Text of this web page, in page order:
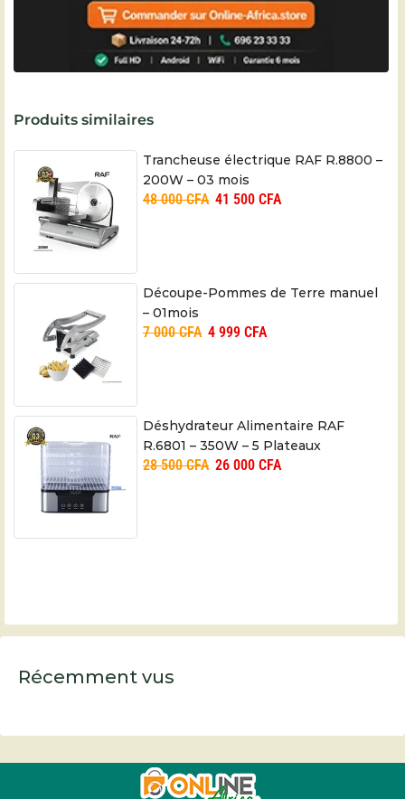
Produits similaires
Trancheuse électrique RAF R.8800 –
200W – 03 mois
48 000CFA 41 500 CFA
Découpe-Pommes de Terre manuel
– 01mois
7 000CFA 4 999 CFA
Déshydrateur Alimentaire RAF
R.6801 – 350W – 5 Plateaux
Réglables pour Fruits et Légumes
28 500CFA 26 000 CFA
Récemment vus